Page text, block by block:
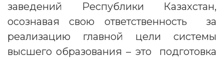
заведений Республики Казахстан,
осознавая свою ответственность за
реализацию главной цели системы
высшего образования – это подготовка